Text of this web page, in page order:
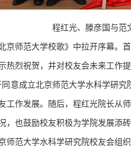
程红光、滕彦国与范
京师范大学校歌》中拉开序幕。
热烈祝贺，并对校友会未来工作
意成立北京师范大学水科学研
工作发展。随后，程红光院长从
，也鼓励校友积极为学院发展添
师范大学水科学研究院校友会组